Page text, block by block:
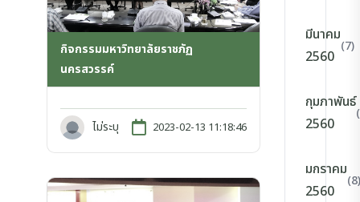
กิจกรรมมหาวิทยาลัยราชภัฏ
นครสวรรค์
ไม่ระบุ 2023-02-13 11:18:46
มีนาคม
2560
(7)
กุมภาพันธ์
2560
มกราคม
2560
(8)